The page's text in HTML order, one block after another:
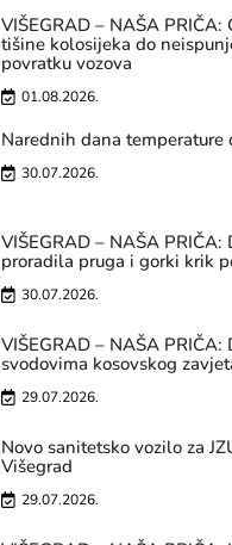
VIŠEGRAD – NAŠA
tišine kolosijeka do
povratku vozova
01.08.2026.
Narednih dana temperature
30.07.2026.
VIŠEGRAD – NAŠA PRIČA:
proradila pruga i gorki krik
30.07.2026.
VIŠEGRAD – NAŠA PRIČA:
svodovima kosovskog
29.07.2026.
Novo sanitetsko vozilo za
Višegrad
29.07.2026.